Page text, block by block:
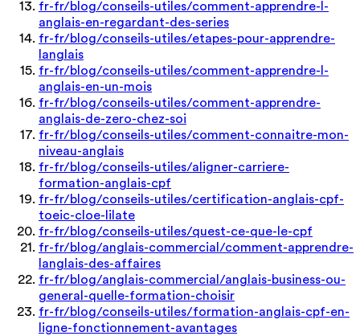
fr-fr/blog/conseils-utiles/comment-apprendre-l-
anglais-en-regardant-des-series
fr-fr/blog/conseils-utiles/etapes-pour-apprendre-
langlais
fr-fr/blog/conseils-utiles/comment-apprendre-l-
anglais-en-un-mois
fr-fr/blog/conseils-utiles/comment-apprendre-
anglais-de-zero-chez-soi
fr-fr/blog/conseils-utiles/comment-connaitre-mon-
niveau-anglais
fr-fr/blog/conseils-utiles/aligner-carriere-
formation-anglais-cpf
fr-fr/blog/conseils-utiles/certification-anglais-cpf-
toeic-cloe-lilate
fr-fr/blog/conseils-utiles/quest-ce-que-le-cpf
fr-fr/blog/anglais-commercial/comment-apprendre-
langlais-des-affaires
fr-fr/blog/anglais-commercial/anglais-business-ou-
general-quelle-formation-choisir
fr-fr/blog/conseils-utiles/formation-anglais-cpf-en-
ligne-fonctionnement-avantages